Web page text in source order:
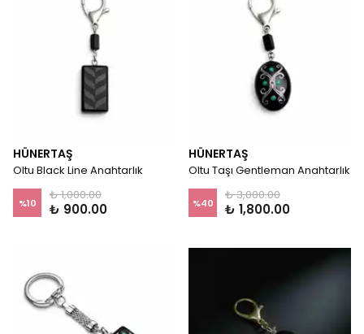
HÜNERTAŞ
Oltu Black Line Anahtarlık
%10
₺ 1,000.00
₺ 900.00
HÜNERTAŞ
Oltu Taşı Gentleman Anahtarlık
%40
₺ 3,000.00
₺ 1,800.00